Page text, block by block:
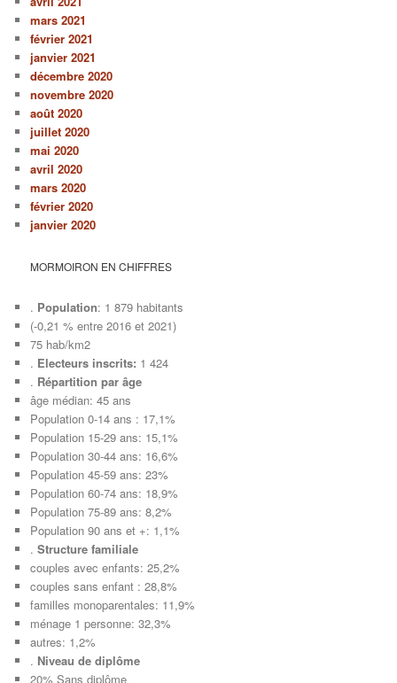
mars 2021
février 2021
janvier 2021
décembre 2020
novembre 2020
août 2020
juillet 2020
mai 2020
avril 2020
mars 2020
février 2020
janvier 2020
MORMOIRON EN CHIFFRES
. Population: 1 879 habitants
(-0,21 % entre 2016 et 2021)
75 hab/km2
. Electeurs inscrits: 1 424
. Répartition par âge
âge médian: 45 ans
Population 0-14 ans : 17,1%
Population 15-29 ans: 15,1%
Population 30-44 ans: 16,6%
Population 45-59 ans: 23%
Population 60-74 ans: 18,9%
Population 75-89 ans: 8,2%
Population 90 ans et +: 1,1%
.Structure familiale
couples avec enfants: 25,2%
couples sans enfant : 28,8%
familles monoparentales: 11,9%
ménage 1 personne: 32,3%
autres: 1,2%
. Niveau de diplôme
20% Sans diplôme